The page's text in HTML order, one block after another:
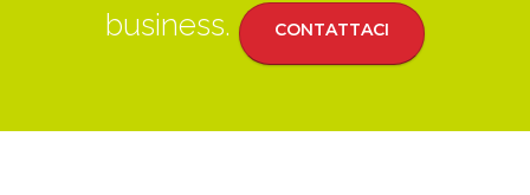
business.
CONTATTACI